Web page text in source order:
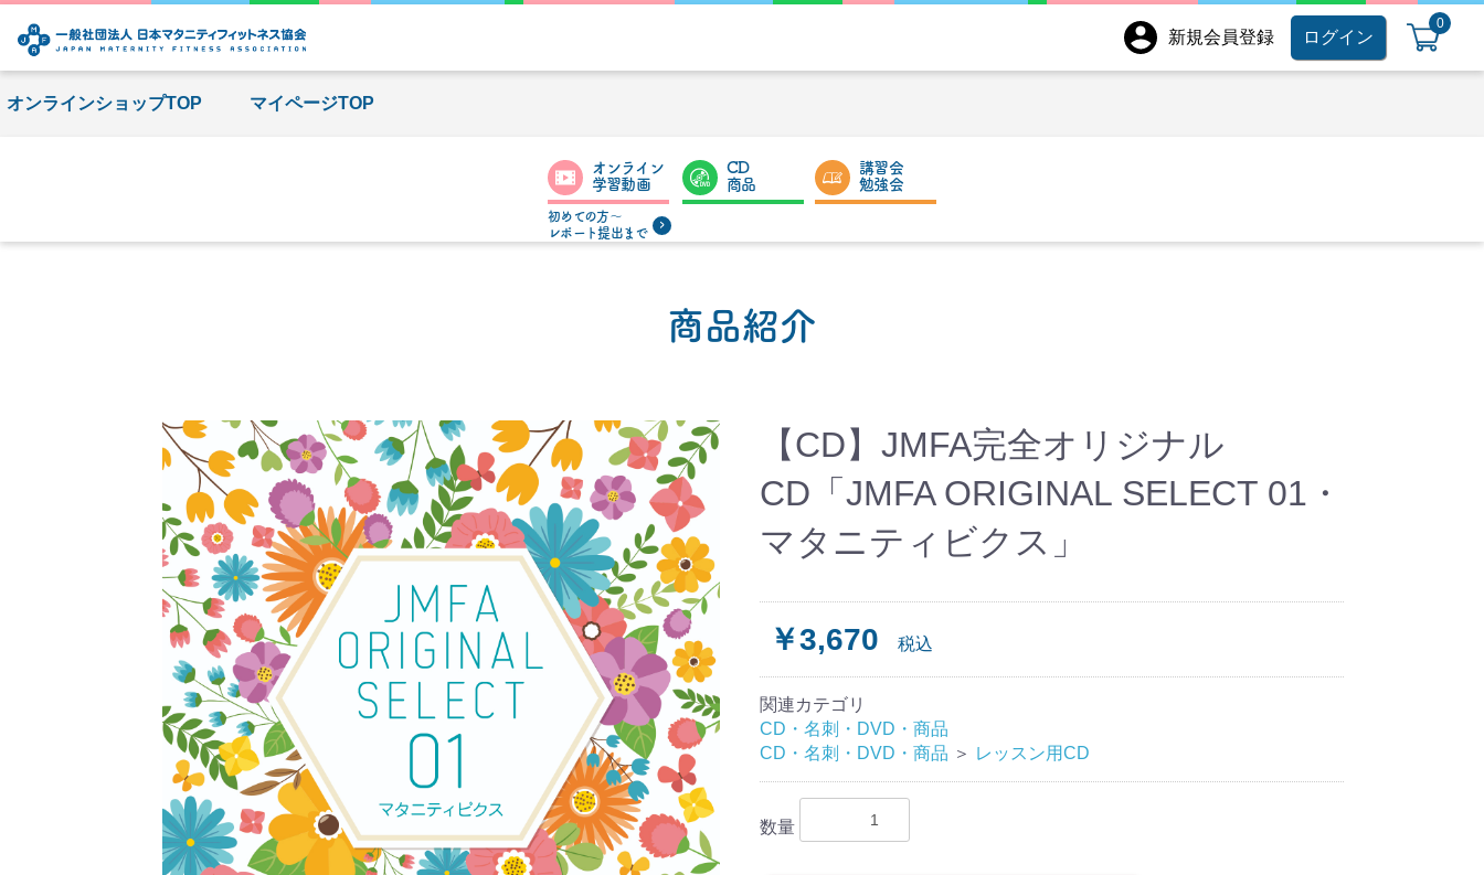
新規会員登録 ログイン
0
オンラインショップTOP マイページTOP
オンライン
学習動画
初めての方〜
レポート提出まで
CD
商品
講習会
勉強会
商品紹介
【CD】JMFA完全オリジナル
CD「JMFA ORIGINAL SELECT 01・
マタニティビクス」
￥3,670 税込
関連カテゴリ
CD・名刺・DVD・商品
CD・名刺・DVD・商品 ＞ レッスン用CD
数量